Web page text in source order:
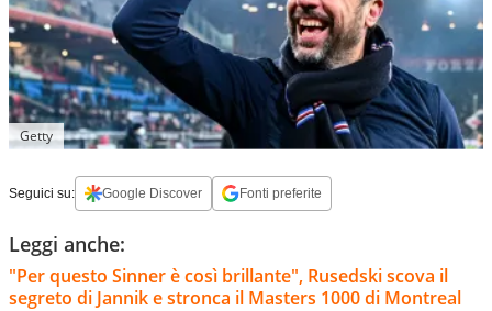
Getty
Seguici su: Google Discover Fonti preferite
Leggi anche:
"Per questo Sinner è così brillante", Rusedski scova il
segreto di Jannik e stronca il Masters 1000 di Montreal